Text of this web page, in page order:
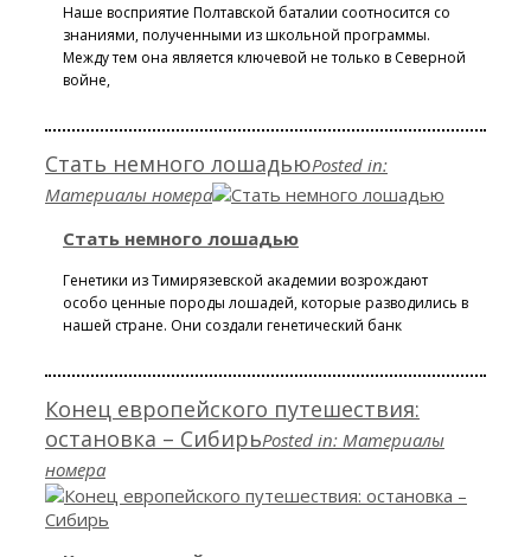
Наше восприятие Полтавской баталии соотносится со
знаниями, полученными из школьной программы.
Между тем она является ключевой не только в Северной
войне,
Стать немного лошадьюPosted in:
Материалы номера
Стать немного лошадью
Генетики из Тимирязевской академии возрождают
особо ценные породы лошадей, которые разводились в
нашей стране. Они создали генетический банк
Конец европейского путешествия:
остановка – СибирьPosted in: Материалы
номера